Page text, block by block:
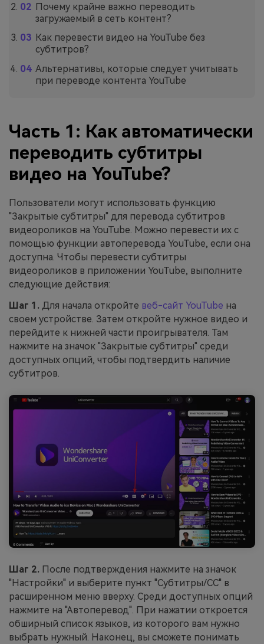
Почему крайне важно переводить
загружаемый в сеть контент?
Как перевести видео на YouTube без
субтитров?
Альтернативы, которые следует учитывать
при переводе контента YouTube
Часть 1: Как автоматически
переводить субтитры
видео на YouTube?
Пользователи могут использовать функцию
"Закрытые субтитры" для перевода субтитров
видеороликов на YouTube. Можно перевести их с
помощью функции автоперевода YouTube, если она
доступна. Чтобы перевести субтитры
видеороликов в приложении YouTube, выполните
следующие действия:
Шаг 1. Для начала откройте веб-сайт YouTube на
своем устройстве. Затем откройте нужное видео и
перейдите к нижней части проигрывателя. Там
нажмите на значок "Закрытые субтитры" среди
доступных опций, чтобы подтвердить наличие
субтитров.
Шаг 2. После подтверждения нажмите на значок
"Настройки" и выберите пункт "Субтитры/CC" в
расширенном меню вверху. Среди доступных опций
нажмите на "Автоперевод". При нажатии откроется
обширный список языков, из которого вам нужно
выбрать нужный. Наконец, вы сможете понимать